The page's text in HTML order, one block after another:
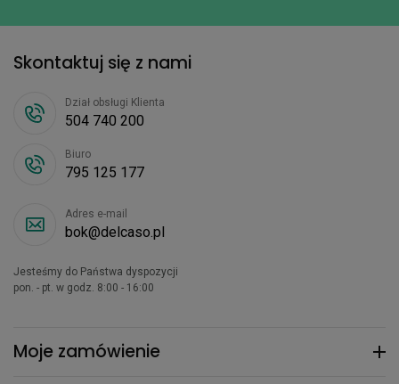
Moje zamówienie
Skontaktuj się z nami
Dział obsługi Klienta
504 740 200
Biuro
795 125 177
Adres e-mail
bok@delcaso.pl
Jesteśmy do Państwa dyspozycji
pon. - pt. w godz. 8:00 - 16:00